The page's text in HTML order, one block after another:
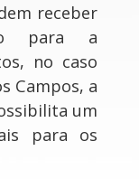
receber
para a
no caso
Campos, a
um
para os